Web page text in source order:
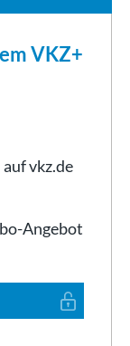
VKZ+
vkz.de
Angebot